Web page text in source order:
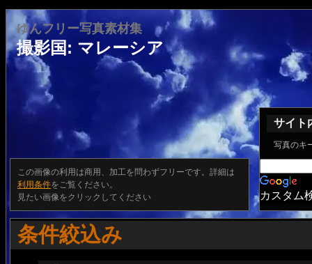
ゆんフリー写真素材集
撮影国: マレーシア
この画像の利用は商用、加工を問わずフリーです。詳細は
利用条件をご覧ください。
見たい画像をクリックしてください
サイト
写真のキ
カスタム
条件絞込み